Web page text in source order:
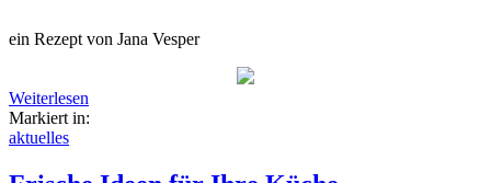
ein Rezept von Jana Vesper
Weiterlesen
Markiert in:
aktuelles